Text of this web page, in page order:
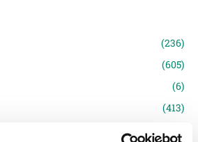
(236)
(605)
(6)
(413)